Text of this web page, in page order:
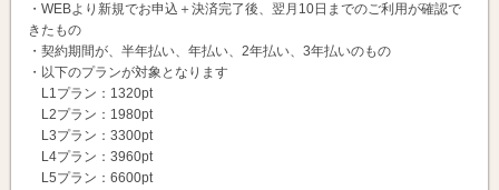
・WEBより新規でお申込＋決済完了後、翌月10日までのご利用が確認で
きたもの
・契約期間が、半年払い、年払い、2年払い、3年払いのもの
・以下のプランが対象となります
L1プラン：1320pt
L2プラン：1980pt
L3プラン：3300pt
L4プラン：3960pt
L5プラン：6600pt